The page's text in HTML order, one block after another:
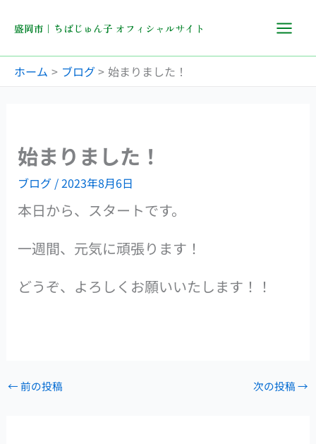
ス
盛岡市｜ちばじゅん子 オフィシャルサイト
ホーム ブログ 始まりました！
始まりました！
ブログ/2023年8月6日
本日から、スタートです。
一週間、元気に頑張ります！
どうぞ、よろしくお願いいたします！！
←前の投稿 次の投稿→